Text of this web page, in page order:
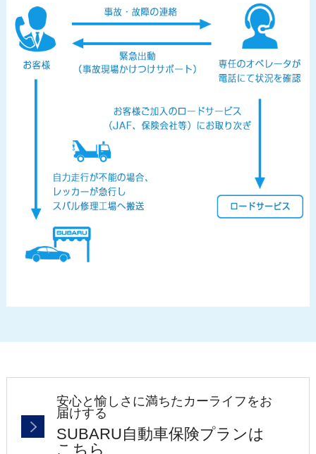
安心と愉しさに満ちたカーライフをお
届けする
SUBARU自動車保険プランは
こちら